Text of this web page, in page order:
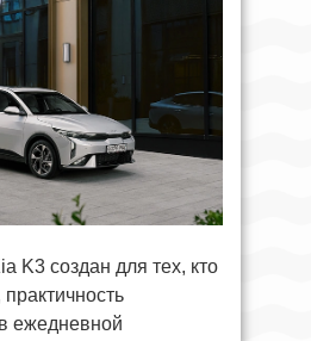
K3 создан для тех, кто
ежедневной